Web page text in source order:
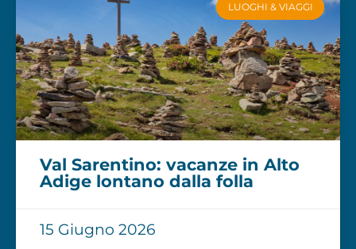
LUOGHI & VIAGGI
Val Sarentino: vacanze in Alto
Adige lontano dalla folla
15 Giugno 2026